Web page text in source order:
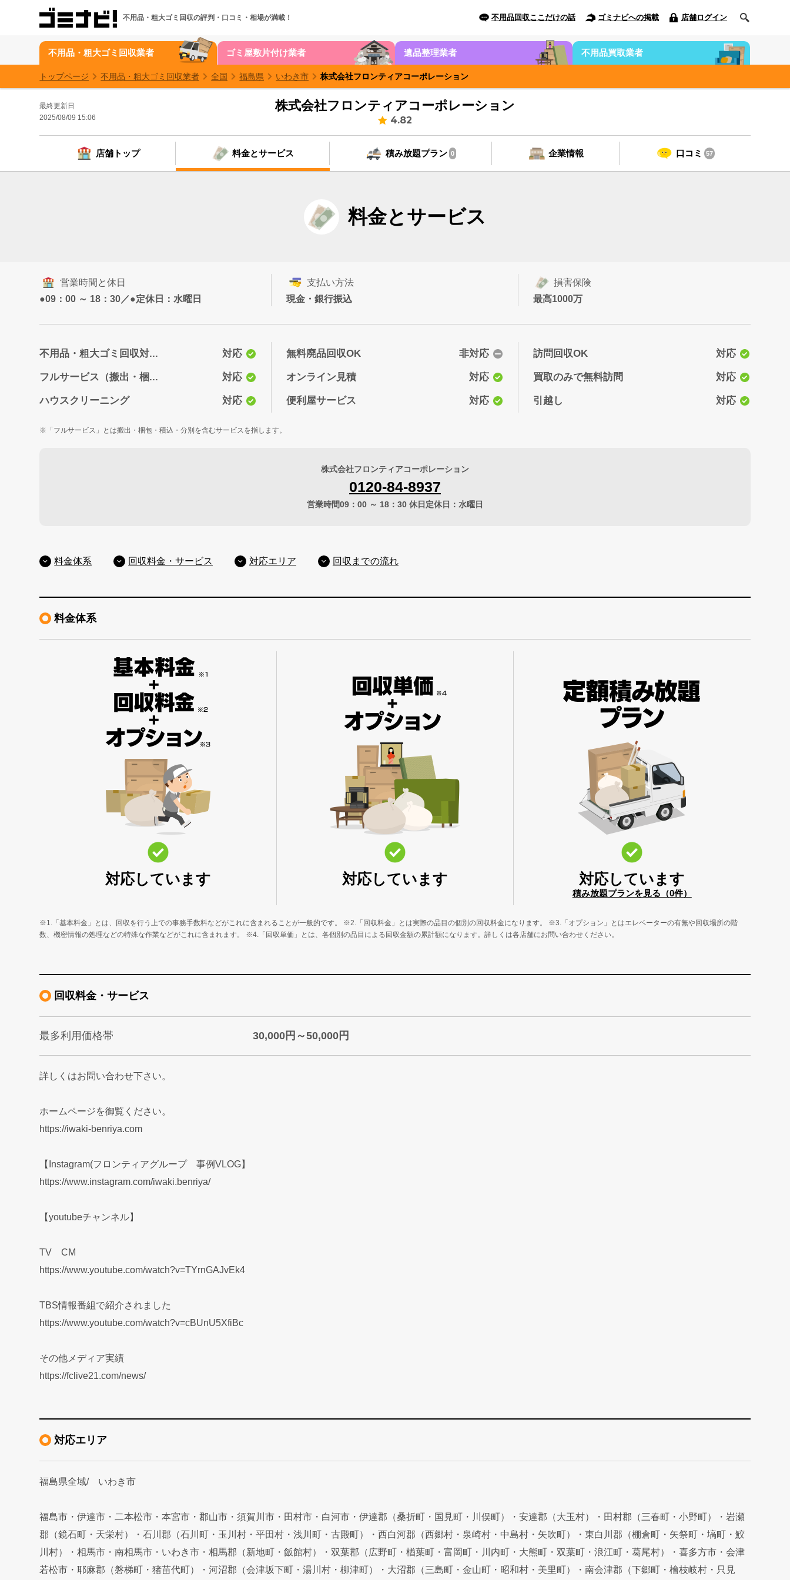
不用品・粗大ゴミ回収の評判・口コミ・相場が満載！ 不用品回収ここだけの話 ゴミナビへの掲載 店舗ログイン
不用品・粗大ゴミ回収業者 ゴミ屋敷片付け業者 遺品整理業者 不用品買取業者
トップページ 不用品・粗大ゴミ回収業者 全国 福島県 いわき市 株式会社フロンティアコーポレーション
株式会社フロンティアコーポレーション
4.82
最終更新日
2025/08/09 15:06
店舗トップ 料金とサービス 積み放題プラン 0 企業情報 口コミ 57
料金とサービス
営業時間と休日
●09：00 ～ 18：30／●定休日：水曜日
支払い方法
現金・銀行振込
損害保険
最高1000万
不用品・粗大ゴミ回収対... 対応 無料廃品回収OK 非対応 訪問回収OK 対応
フルサービス（搬出・梱... 対応 オンライン見積 対応 買取のみで無料訪問 対応
ハウスクリーニング 対応 便利屋サービス 対応 引越し 対応
「フルサービス」とは搬出・梱包・積込・分別を含むサービスを指します。
株式会社フロンティアコーポレーション
0120-84-8937
営業時間09：00 ～ 18：30 休日定休日：水曜日
料金体系 回収料金・サービス 対応エリア 回収までの流れ
料金体系
対応しています 対応しています 対応しています
積み放題プランを見る（0件）
※1.「基本料金」とは、回収を行う上での事務手数料などがこれに含まれることが一般的です。 ※2.「回収料金」とは実際の品目の個別の回収料金になります。 ※3.「オプション」とはエレベーターの有無や回収場所の階
数、機密情報の処理などの特殊な作業などがこれに含まれます。 ※4.「回収単価」とは、各個別の品目による回収金額の累計額になります。詳しくは各店舗にお問い合わせください。
回収料金・サービス
最多利用価格帯 30,000円～50,000円
詳しくはお問い合わせ下さい。
ホームページを御覧ください。
https://iwaki-benriya.com
【Instagram(フロンティアグループ 事例VLOG】
https://www.instagram.com/iwaki.benriya/
【youtubeチャンネル】
TV CM
https://www.youtube.com/watch?v=TYrnGAJvEk4
TBS情報番組で紹介されました
https://www.youtube.com/watch?v=cBUnU5XfiBc
その他メディア実績
https://fclive21.com/news/
対応エリア
福島県全域/ いわき市
福島市・伊達市・二本松市・本宮市・郡山市・須賀川市・田村市・白河市・伊達郡（桑折町・国見町・川俣町）・安達郡（大玉村）・田村郡（三春町・小野町）・岩瀬
郡（鏡石町・天栄村）・石川郡（石川町・玉川村・平田村・浅川町・古殿町）・西白河郡（西郷村・泉崎村・中島村・矢吹町）・東白川郡（棚倉町・矢祭町・塙町・鮫
川村）・相馬市・南相馬市・いわき市・相馬郡（新地町・飯館村）・双葉郡（広野町・楢葉町・富岡町・川内町・大熊町・双葉町・浪江町・葛尾村）・喜多方市・会津
若松市・耶麻郡（磐梯町・猪苗代町）・河沼郡（会津坂下町・湯川村・柳津町）・大沼郡（三島町・金山町・昭和村・美里町）・南会津郡（下郷町・檜枝岐村・只見